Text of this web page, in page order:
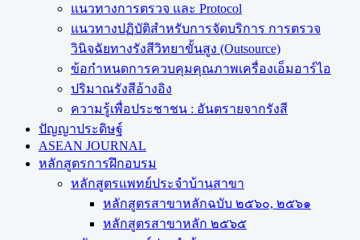
แนวทางการตรวจ และ Protocol
แนวทางปฏิบัติสำหรับการจัดบริการ การตรวจ
วินิจฉัยทางรังสีวิทยาขั้นสูง (Outsource)
ข้อกำหนดการควบคุมคุณภาพเครื่องเอ็มอาร์ไอ
ปริมาณรังสีอ้างอิง
ความรู้เพื่อประชาชน : อันตรายจากรังสี
ปัญญาประดิษฐ์
ASEAN JOURNAL
หลักสูตรการฝึกอบรม
หลักสูตรแพทย์ประจำบ้านสาขา
หลักสูตรสาขาหลักฉบับ ๒๕๖๐, ๒๕๖๑
หลักสูตรสาขาหลัก ๒๕๖๕